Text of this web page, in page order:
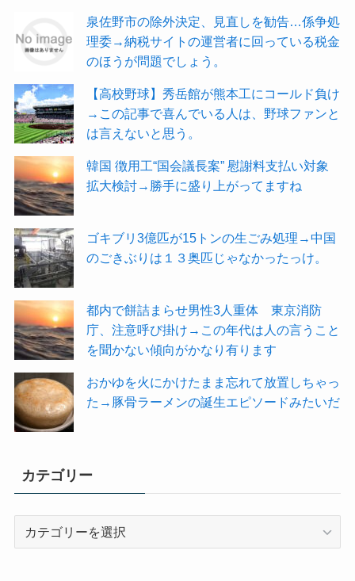
泉佐野市の除外決定、見直しを勧告…係争処
理委→納税サイトの運営者に回っている税金
のほうが問題でしょう。
【高校野球】秀岳館が熊本工にコールド負け
→この記事で喜んでいる人は、野球ファンと
は言えないと思う。
韓国 徴用工“国会議長案” 慰謝料支払い対象
拡大検討→勝手に盛り上がってますね
ゴキブリ3億匹が15トンの生ごみ処理→中国
のごきぶりは１３奥匹じゃなかったっけ。
都内で餅詰まらせ男性3人重体 東京消防
庁、注意呼び掛け→この年代は人の言うこと
を聞かない傾向がかなり有ります
おかゆを火にかけたまま忘れて放置しちゃっ
た→豚骨ラーメンの誕生エピソードみたいだ
カテゴリー